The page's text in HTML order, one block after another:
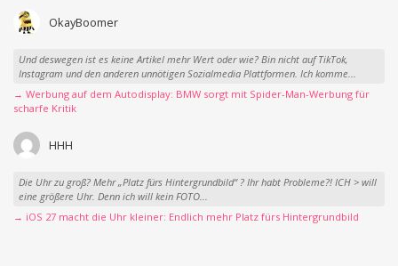
OkayBoomer
Und deswegen ist es keine Artikel mehr Wert oder wie? Bin nicht auf TikTok,
Instagram und den anderen unnötigen Sozialmedia Plattformen. Ich komme...
→ Werbung auf dem Autodisplay: BMW sorgt mit Spider-Man-Werbung für
scharfe Kritik
HHH
Die Uhr zu groß? Mehr „Platz fürs Hintergrundbild“ ? Ihr habt Probleme?! ICH > will
eine größere Uhr. Denn ich will kein FOTO...
→ iOS 27 macht die Uhr kleiner: Endlich mehr Platz fürs Hintergrundbild